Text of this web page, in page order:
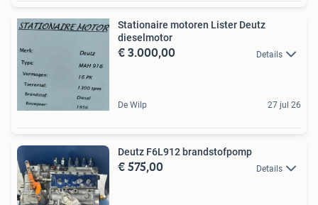
Stationaire motoren Lister Deutz
dieselmotor
€ 3.000,00 Details
De Wilp 27 jul 26
Deutz F6L912 brandstofpomp
€ 575,00 Details